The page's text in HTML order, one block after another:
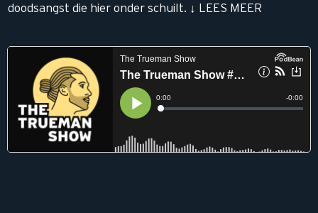
doodsangst die hier onder schuilt. ↓ LEES MEER